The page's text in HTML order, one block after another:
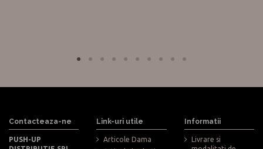
Contacteaza-ne
PUSH-UP
Link-uri utile
Articole Dama
Informatii
Livrare si